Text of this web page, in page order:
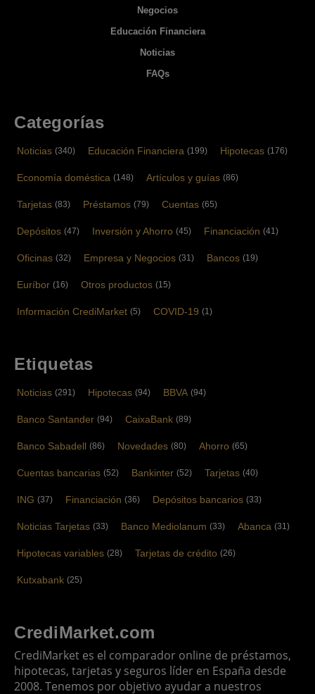
Negocios
Educación Financiera
Noticias
FAQs
Categorías
Noticias (340) Educación Financiera (199) Hipotecas (176)
Economía doméstica (148) Artículos y guías (86)
Tarjetas (83) Préstamos (79) Cuentas (65)
Depósitos (47) Inversión y Ahorro (45) Financiación (41)
Oficinas (32) Empresa y Negocios (31) Bancos (19)
Euríbor (16) Otros productos (15)
Información CrediMarket (5) COVID-19 (1)
Etiquetas
Noticias (291) Hipotecas (94) BBVA (94)
Banco Santander (94) CaixaBank (89)
Banco Sabadell (86) Novedades (80) Ahorro (65)
Cuentas bancarias (52) Bankinter (52) Tarjetas (40)
ING (37) Financiación (36) Depósitos bancarios (33)
Noticias Tarjetas (33) Banco Mediolanum (33) Abanca (31)
Hipotecas variables (28) Tarjetas de crédito (26)
Kutxabank (25)
CrediMarket.com
CrediMarket es el comparador online de préstamos,
hipotecas, tarjetas y seguros líder en España desde
2008. Tenemos por objetivo ayudar a nuestros